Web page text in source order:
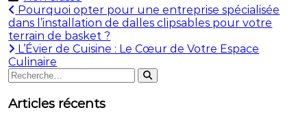
Navigation
de
l’article
Pourquoi opter pour une entreprise spécialisée
dans l’installation de dalles clipsables pour votre
terrain de basket ?
L’Évier de Cuisine : Le Cœur de Votre Espace
Culinaire
Rechercher
Rechercher
Articles récents